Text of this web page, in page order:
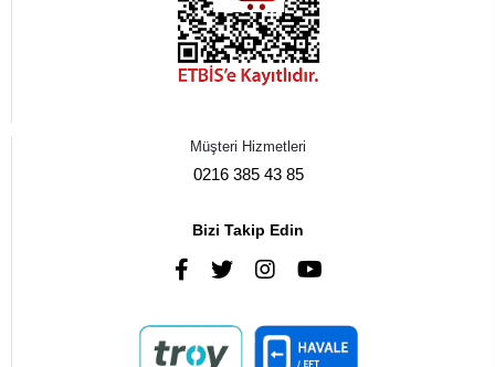
Müşteri Hizmetleri
0216 385 43 85
Bizi Takip Edin